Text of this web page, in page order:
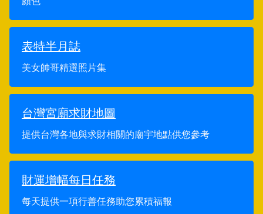
表特半月誌
美女帥哥精選照片集
台灣宮廟求財地圖
提供台灣各地與求財相關的廟宇地點供您參考
財運增幅每日任務
每天提供一項行善任務助您累積福報